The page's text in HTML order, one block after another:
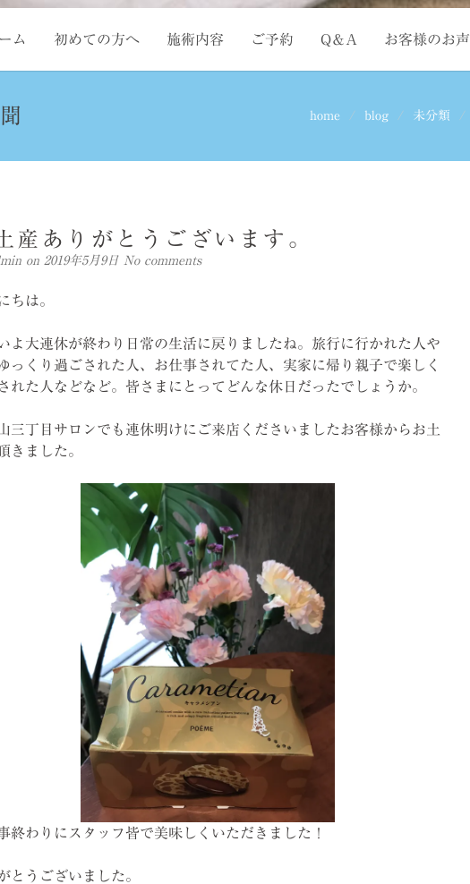
ム 初めての方へ 施術内容 ご予約 Q＆A お客様のお声
home blog 未分類
産ありがとうございます。
on 2019年5月9日 No comments
ちは。
よ大連休が終わり日常の生活に戻りましたね。旅行に行かれた人や
っくり過ごされた人、お仕事されてた人、実家に帰り親子で楽しく
れた人などなど。皆さまにとってどんな休日だったでしょうか。
三丁目サロンでも連休明けにご来店くださいましたお客様からお土
きました。
終わりにスタッフ皆で美味しくいただきました！
とうございました。